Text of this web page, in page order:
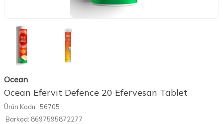
Ocean
Ocean Efervit Defence 20 Efervesan Tablet
Ürün Kodu: 56705
Barkod: 8697595872277